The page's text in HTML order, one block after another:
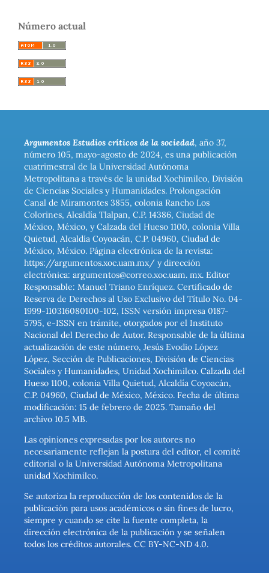
Número actual
Argumentos Estudios críticos de la sociedad, año 37,
número 105, mayo-agosto de 2024, es una publicación
cuatrimestral de la Universidad Autónoma
Metropolitana a través de la unidad Xochimilco, División
de Ciencias Sociales y Humanidades. Prolongación
Canal de Miramontes 3855, colonia Rancho Los
Colorines, Alcaldía Tlalpan, C.P. 14386, Ciudad de
México, México, y Calzada del Hueso 1100, colonia Villa
Quietud, Alcaldía Coyoacán, C.P. 04960, Ciudad de
México, México. Página electrónica de la revista:
https://argumentos.xoc.uam.mx/ y dirección
electrónica: argumentos@correo.xoc.uam. mx. Editor
Responsable: Manuel Triano Enríquez. Certificado de
Reserva de Derechos al Uso Exclusivo del Título No. 04-
1999-110316080100-102, ISSN versión impresa 0187-
5795, e-ISSN en trámite, otorgados por el Instituto
Nacional del Derecho de Autor. Responsable de la última
actualización de este número, Jesús Evodio López
López, Sección de Publicaciones, División de Ciencias
Sociales y Humanidades, Unidad Xochimilco. Calzada del
Hueso 1100, colonia Villa Quietud, Alcaldía Coyoacán,
C.P. 04960, Ciudad de México, México. Fecha de última
modificación: 15 de febrero de 2025. Tamaño del
archivo 10.5 MB.
Las opiniones expresadas por los autores no
necesariamente reflejan la postura del editor, el comité
editorial o la Universidad Autónoma Metropolitana
unidad Xochimilco.
Se autoriza la reproducción de los contenidos de la
publicación para usos académicos o sin fines de lucro,
siempre y cuando se cite la fuente completa, la
dirección electrónica de la publicación y se señalen
todos los créditos autorales. CC BY-NC-ND 4.0.